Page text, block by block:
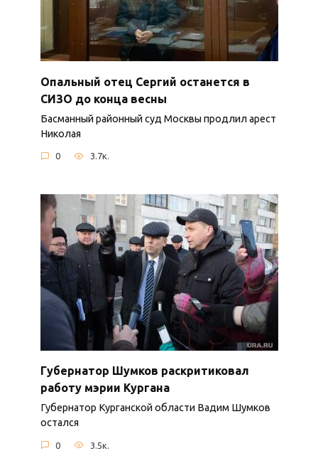
Опальный отец Сергий останется в
СИЗО до конца весны
Басманный районный суд Москвы продлил арест
Николая
0 3.7к.
Губернатор Шумков раскритиковал
работу мэрии Кургана
Губернатор Курганской области Вадим Шумков
остался
0 3.5к.